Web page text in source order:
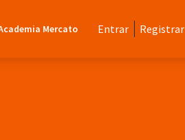
Mercato Entrar Registrar